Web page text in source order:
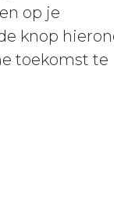
op je
knop
toekomst te